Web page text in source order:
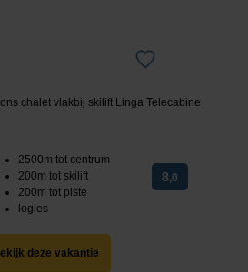
chalet vlakbij skilift Linga Telecabine
2500m tot centrum
200m tot skilift
200m tot piste
logies
8,0
deze vakantie